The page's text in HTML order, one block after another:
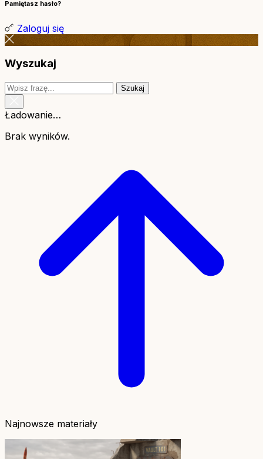
Pamiętasz hasło?
Zaloguj się
Wyszukaj
Szukaj
Ładowanie…
Brak wyników.
Najnowsze materiały